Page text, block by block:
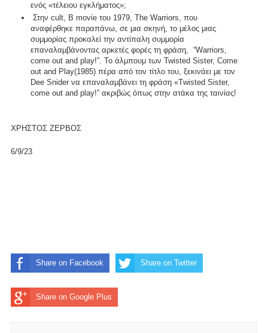
ενός «τέλειου εγκλήματος»;
Στην cult, B movie του 1979, The Warriors, που
αναφέρθηκε παραπάνω, σε μια σκηνή, το μέλος μιας
συμμορίας προκαλεί την αντίπαλη συμμορία
επαναλαμβάνοντας αρκετές φορές τη φράση, “Warriors,
come out and play!”. Το άλμπουμ των Twisted Sister, Come
out and Play(1985) πέρα από τον τίτλο του, ξεκινάει με τον
Dee Snider να επαναλαμβάνει τη φράση «Τwisted Sister,
come out and play!” ακριβώς όπως στην ατάκα της ταινίας!
ΧΡΗΣΤΟΣ ΖΕΡΒΟΣ
6/9/23
Share on Facebook Share on Twitter
Share on Google Plus